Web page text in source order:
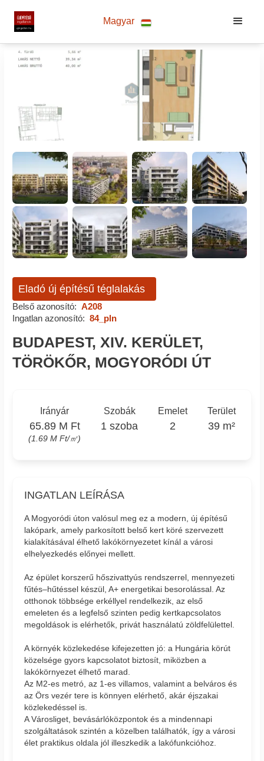
Magyar
Eladó új építésű téglalakás
Belső azonosító: A208
Ingatlan azonosító: 84_pln
BUDAPEST, XIV. KERÜLET,
TÖRÖKŐR, MOGYORÓDI ÚT
Irányár
65.89 M Ft
(1.69 M Ft/㎡)
Szobák
1 szoba
Emelet
2
Terület
39 m²
INGATLAN LEÍRÁSA
A Mogyoródi úton valósul meg ez a modern, új építésű
lakópark, amely parkosított belső kert köré szervezett
kialakításával élhető lakókörnyezetet kínál a városi
elhelyezkedés előnyei mellett.
Az épület korszerű hőszivattyús rendszerrel, mennyezeti
fűtés–hűtéssel készül, A+ energetikai besorolással. Az
otthonok többsége erkéllyel rendelkezik, az első
emeleten és a legfelső szinten pedig kertkapcsolatos
megoldások is elérhetők, privát használatú zöldfelülettel.
A környék közlekedése kifejezetten jó: a Hungária körút
közelsége gyors kapcsolatot biztosít, miközben a
lakókörnyezet élhető marad.
Az M2-es metró, az 1-es villamos, valamint a belváros és
az Örs vezér tere is könnyen elérhető, akár éjszakai
közlekedéssel is.
A Városliget, bevásárlóközpontok és a mindennapi
szolgáltatások szintén a közelben találhatók, így a városi
élet praktikus oldala jól illeszkedik a lakófunkcióhoz.